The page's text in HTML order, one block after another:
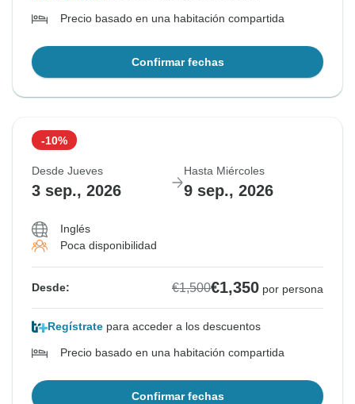
Precio basado en una habitación compartida
Confirmar fechas
-10%
Desde Jueves
3 sep., 2026
Hasta Miércoles
9 sep., 2026
Inglés
Poca disponibilidad
Desde: €1,500€1,350 por persona
Regístrate para acceder a los descuentos
Precio basado en una habitación compartida
Confirmar fechas